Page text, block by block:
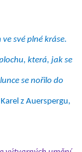
své plné kráse.
která, jak se
se nořilo do
z Auerspergu,